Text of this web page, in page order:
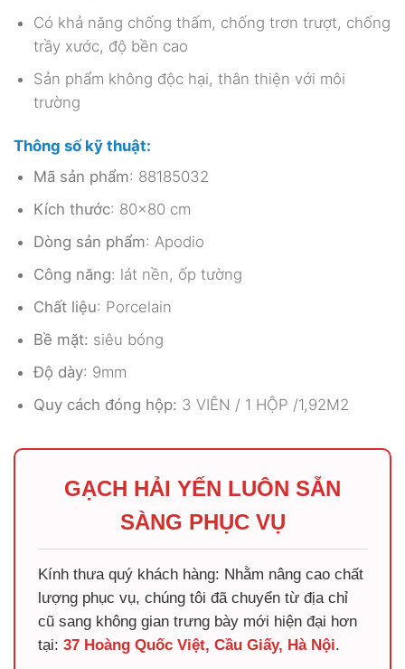
Có khả năng chống thấm, chống trơn trượt, chống
trầy xước, độ bền cao
Sản phẩm không độc hại, thân thiện với môi
trường
Thông số kỹ thuật:
Mã sản phẩm: 88185032
Kích thước: 80×80 cm
Dòng sản phẩm: Apodio
Công năng: lát nền, ốp tường
Chất liệu: Porcelain
Bề mặt: siêu bóng
Độ dày: 9mm
Quy cách đóng hộp: 3 VIÊN / 1 HỘP /1,92M2
GẠCH HẢI YẾN LUÔN SẴN
SÀNG PHỤC VỤ
Kính thưa quý khách hàng: Nhằm nâng cao chất
lượng phục vụ, chúng tôi đã chuyển từ địa chỉ
cũ sang không gian trưng bày mới hiện đại hơn
tại: 37 Hoàng Quốc Việt, Cầu Giấy, Hà Nội.